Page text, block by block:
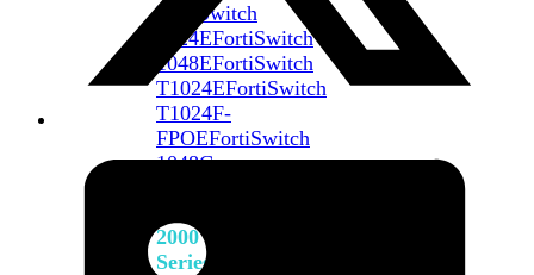
FortiSwitch
1024EFortiSwitch
1048EFortiSwitch
T1024EFortiSwitch
T1024F-
FPOEFortiSwitch
1048G
2000
Series